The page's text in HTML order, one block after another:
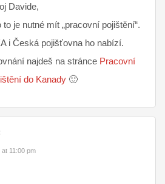
Davide,
to je nutné mít „pracovní pojištění“.
i Česká pojišťovna ho nabízí.
najdeš na stránce Pracovní
do Kanady 🙂
at 11:00 pm